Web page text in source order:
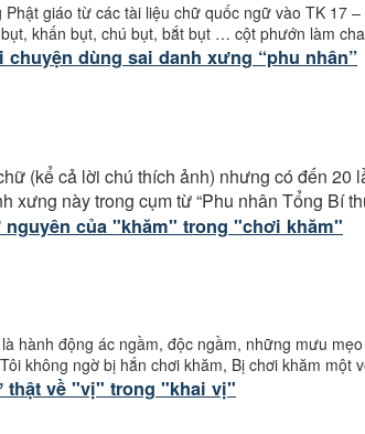
giáo từ các tài liệu chữ quốc ngữ vào TK
khấn bụt, chú bụt, bắt bụt … cột phướn làm
chuyện dùng sai danh xưng “phu nhân”
(kể cả lời chú thích ảnh) nhưng có đến
xưng này trong cụm từ “Phu nhân Tổng Bí
nguyên của "khăm" trong "chơi khăm"
hành động ác ngầm, độc ngầm, những mưu
không ngờ bị hắn chơi khăm, Bị chơi khăm một
thật về "vị" trong "khai vị"